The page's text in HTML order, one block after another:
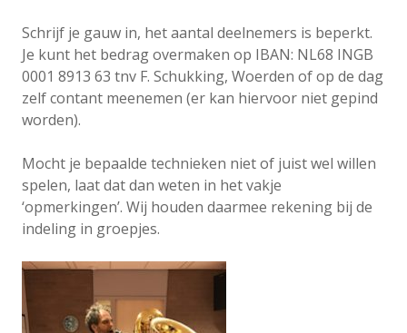
Schrijf je gauw in, het aantal deelnemers is beperkt.
Je kunt het bedrag overmaken op IBAN: NL68 INGB
0001 8913 63 tnv F. Schukking, Woerden of op de dag
zelf contant meenemen (er kan hiervoor niet gepind
worden).
Mocht je bepaalde technieken niet of juist wel willen
spelen, laat dat dan weten in het vakje
‘opmerkingen’. Wij houden daarmee rekening bij de
indeling in groepjes.